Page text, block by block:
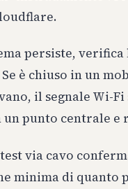
persiste, verifica
è chiuso in un
il segnale Wi-Fi
un punto centrale e
via cavo
minima di quanto